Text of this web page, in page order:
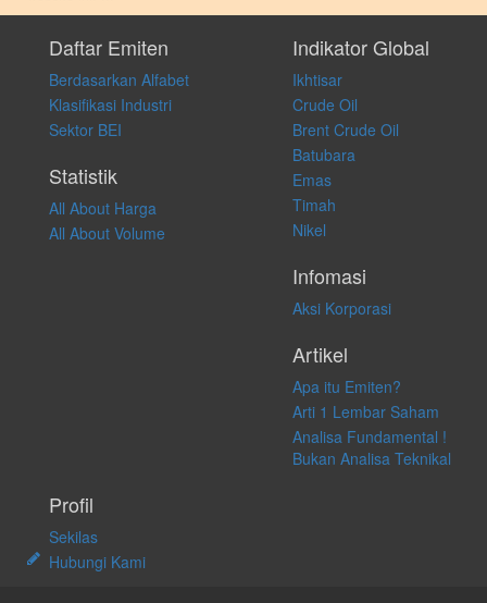
pribadi. Kami tidak memberi anjuran, saran, rekomendasi untuk
membeli, menjual atau melakukan aktivitas lain yang terkait dengan
transaksi perdagangan apapun, dan kami tidak bertanggung jawab
atas keputusan investasi yang dilakukan dalam kondisi dan situasi
apapun juga, yang diakibatkan secara langsung maupun tidak
langsung atas konten pada website ini.
Daftar Emiten
Berdasarkan Alfabet
Klasifikasi Industri
Sektor BEI
Statistik
All About Harga
All About Volume
Indikator Global
Ikhtisar
Crude Oil
Brent Crude Oil
Batubara
Emas
Timah
Nikel
Infomasi
Aksi Korporasi
Artikel
Apa itu Emiten?
Arti 1 Lembar Saham
Analisa Fundamental !
Bukan Analisa Teknikal
Profil
Sekilas
Hubungi Kami